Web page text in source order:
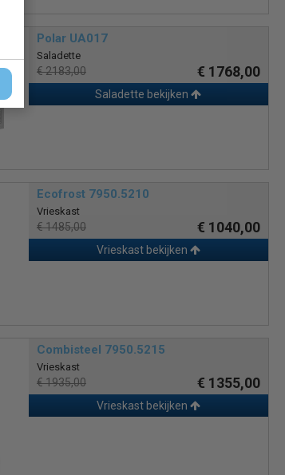
Polar UA017
Saladette
€ 2183,00 € 1768,00
Saladette bekijken
Ecofrost 7950.5210
Vrieskast
€ 1485,00 € 1040,00
Vrieskast bekijken
Combisteel 7950.5215
Vrieskast
€ 1935,00 € 1355,00
Vrieskast bekijken